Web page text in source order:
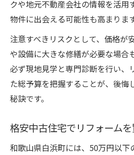
クや地元不動産会社の情報を活用
物件に出会える可能性も高まります
注意すべきリスクとして、価格が
や設備に大きな修繕が必要な場合
必ず現地見学と専門診断を行い、
た総予算を把握することが、後悔
秘訣です。
格安中古住宅でリフォーム
和歌山県白浜町には、50万円以下